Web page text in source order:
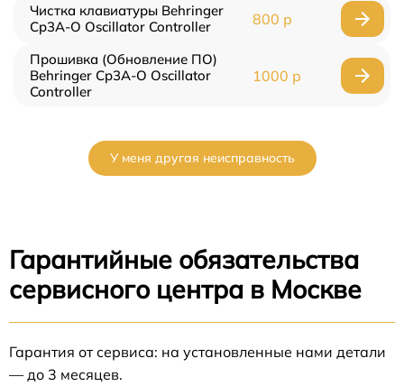
Чистка клавиатуры Behringer
Cp3A-O Oscillator Controller
800 р
Прошивка (Обновление ПО)
Behringer Cp3A-O Oscillator
Controller
1000 р
У меня другая неисправность
Гарантийные обязательства
сервисного центра в Москве
Гарантия от сервиса: на установленные нами детали
— до 3 месяцев.